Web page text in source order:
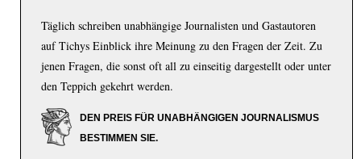
Täglich schreiben unabhängige Journalisten und Gastautoren
auf Tichys Einblick ihre Meinung zu den Fragen der Zeit. Zu
jenen Fragen, die sonst oft all zu einseitig dargestellt oder unter
den Teppich gekehrt werden.
DEN PREIS FÜR UNABHÄNGIGEN JOURNALISMUS
BESTIMMEN SIE.